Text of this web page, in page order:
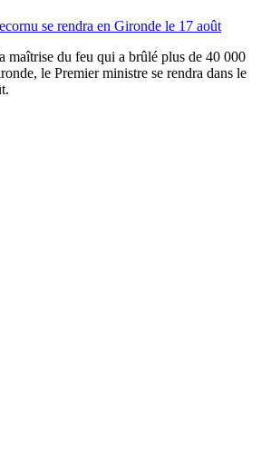
se rendra en Gironde le 17 août
maîtrise du feu qui a brûlé plus de 40 000
le Premier ministre se rendra dans le